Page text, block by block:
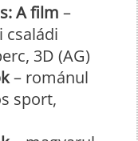
A film –
családi
3D (AG)
– románul
sport,